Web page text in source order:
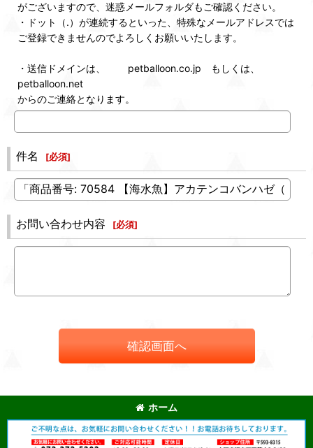
がございますので、迷惑メールフォルダもご確認ください。
・ドット（.）が連続するといった、特殊なメールアドレスでは
ご登録できませんのでよろしくお願いいたします。
・送信ドメインは、 petballoon.co.jp もしくは、
petballoon.net
からのご連絡となります。
件名 [必須]
お問い合わせ内容 [必須]
確認画面へ
ホーム